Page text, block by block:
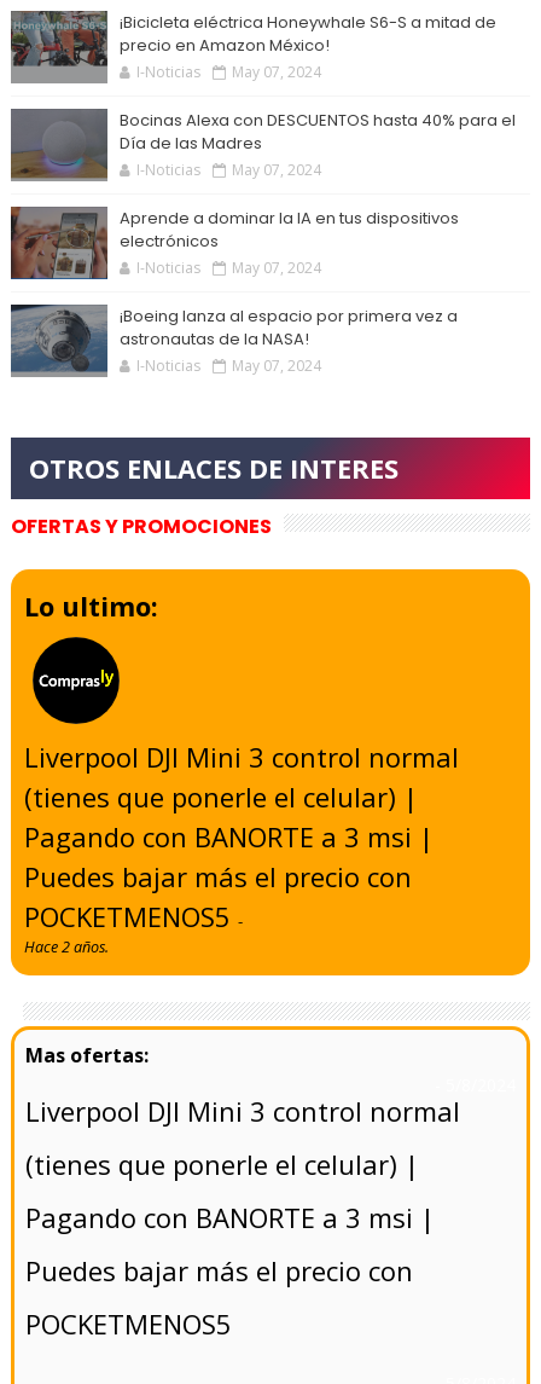
¡Bicicleta eléctrica Honeywhale S6-S a mitad de
precio en Amazon México!
I-Noticias May 07, 2024
Bocinas Alexa con DESCUENTOS hasta 40% para el
Día de las Madres
I-Noticias May 07, 2024
Aprende a dominar la IA en tus dispositivos
electrónicos
I-Noticias May 07, 2024
¡Boeing lanza al espacio por primera vez a
astronautas de la NASA!
I-Noticias May 07, 2024
OFERTAS Y PROMOCIONES
Lo ultimo:
Liverpool DJI Mini 3 control normal
(tienes que ponerle el celular) |
Pagando con BANORTE a 3 msi |
Puedes bajar más el precio con
POCKETMENOS5-
Hace 2 años.
Liverpool DJI Mini 3 control normal
(tienes que ponerle el celular) |
Pagando con BANORTE a 3 msi |
Puedes bajar más el precio con
POCKETMENOS5